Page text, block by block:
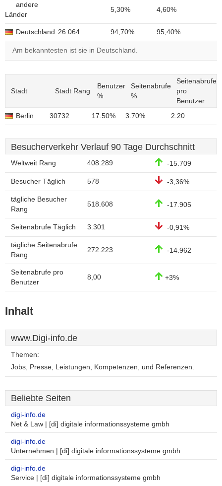
andere
Länder
5,30% 4,60%
Deutschland 26.064 94,70% 95,40%
Am bekanntesten ist sie in Deutschland.
Stadt Stadt Rang
Benutzer
%
Seitenabrufe
%
Seitenabrufe
pro
Benutzer
Berlin
30732 17.50% 3.70% 2.20
Besucherverkehr Verlauf 90 Tage Durchschnitt
Weltweit Rang 408.289 -15.709
Besucher Täglich 578 -3,36%
tägliche Besucher
Rang
518.608 -17.905
Seitenabrufe Täglich 3.301 -0,91%
tägliche Seitenabrufe
Rang
272.223 -14.962
Seitenabrufe pro
Benutzer
8,00 +3%
Inhalt
www.Digi-info.de
Themen:
Jobs, Presse, Leistungen, Kompetenzen, und Referenzen.
Beliebte Seiten
digi-info.de
Net & Law | [di] digitale informationssysteme gmbh
digi-info.de
Unternehmen | [di] digitale informationssysteme gmbh
digi-info.de
Service | [di] digitale informationssysteme gmbh